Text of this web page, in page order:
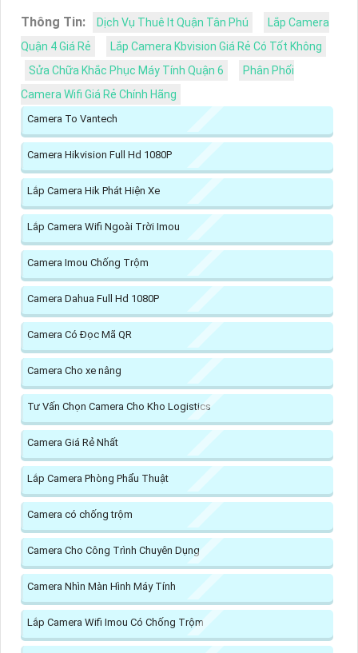
Thông Tin: Dịch Vụ Thuê It Quận Tân Phú
Lắp Camera
Quận 4 Giá Rẻ
Lắp Camera Kbvision Giá Rẻ Có Tốt Không
Sửa Chữa Khắc Phục Máy Tính Quận 6
Phân Phối
Camera Wifi Giá Rẻ Chính Hãng
Camera To Vantech
Camera Hikvision Full Hd 1080P
Lắp Camera Hik Phát Hiện Xe
Lắp Camera Wifi Ngoài Trời Imou
Camera Imou Chống Trộm
Camera Dahua Full Hd 1080P
Camera Có Đọc Mã QR
Camera Cho xe nâng
Tư Vấn Chọn Camera Cho Kho Logistics
Camera Giá Rẻ Nhất
Lắp Camera Phòng Phẩu Thuật
Camera có chống trộm
Camera Cho Công Trình Chuyên Dụng
Camera Nhìn Màn Hình Máy Tính
Lắp Camera Wifi Imou Có Chống Trộm